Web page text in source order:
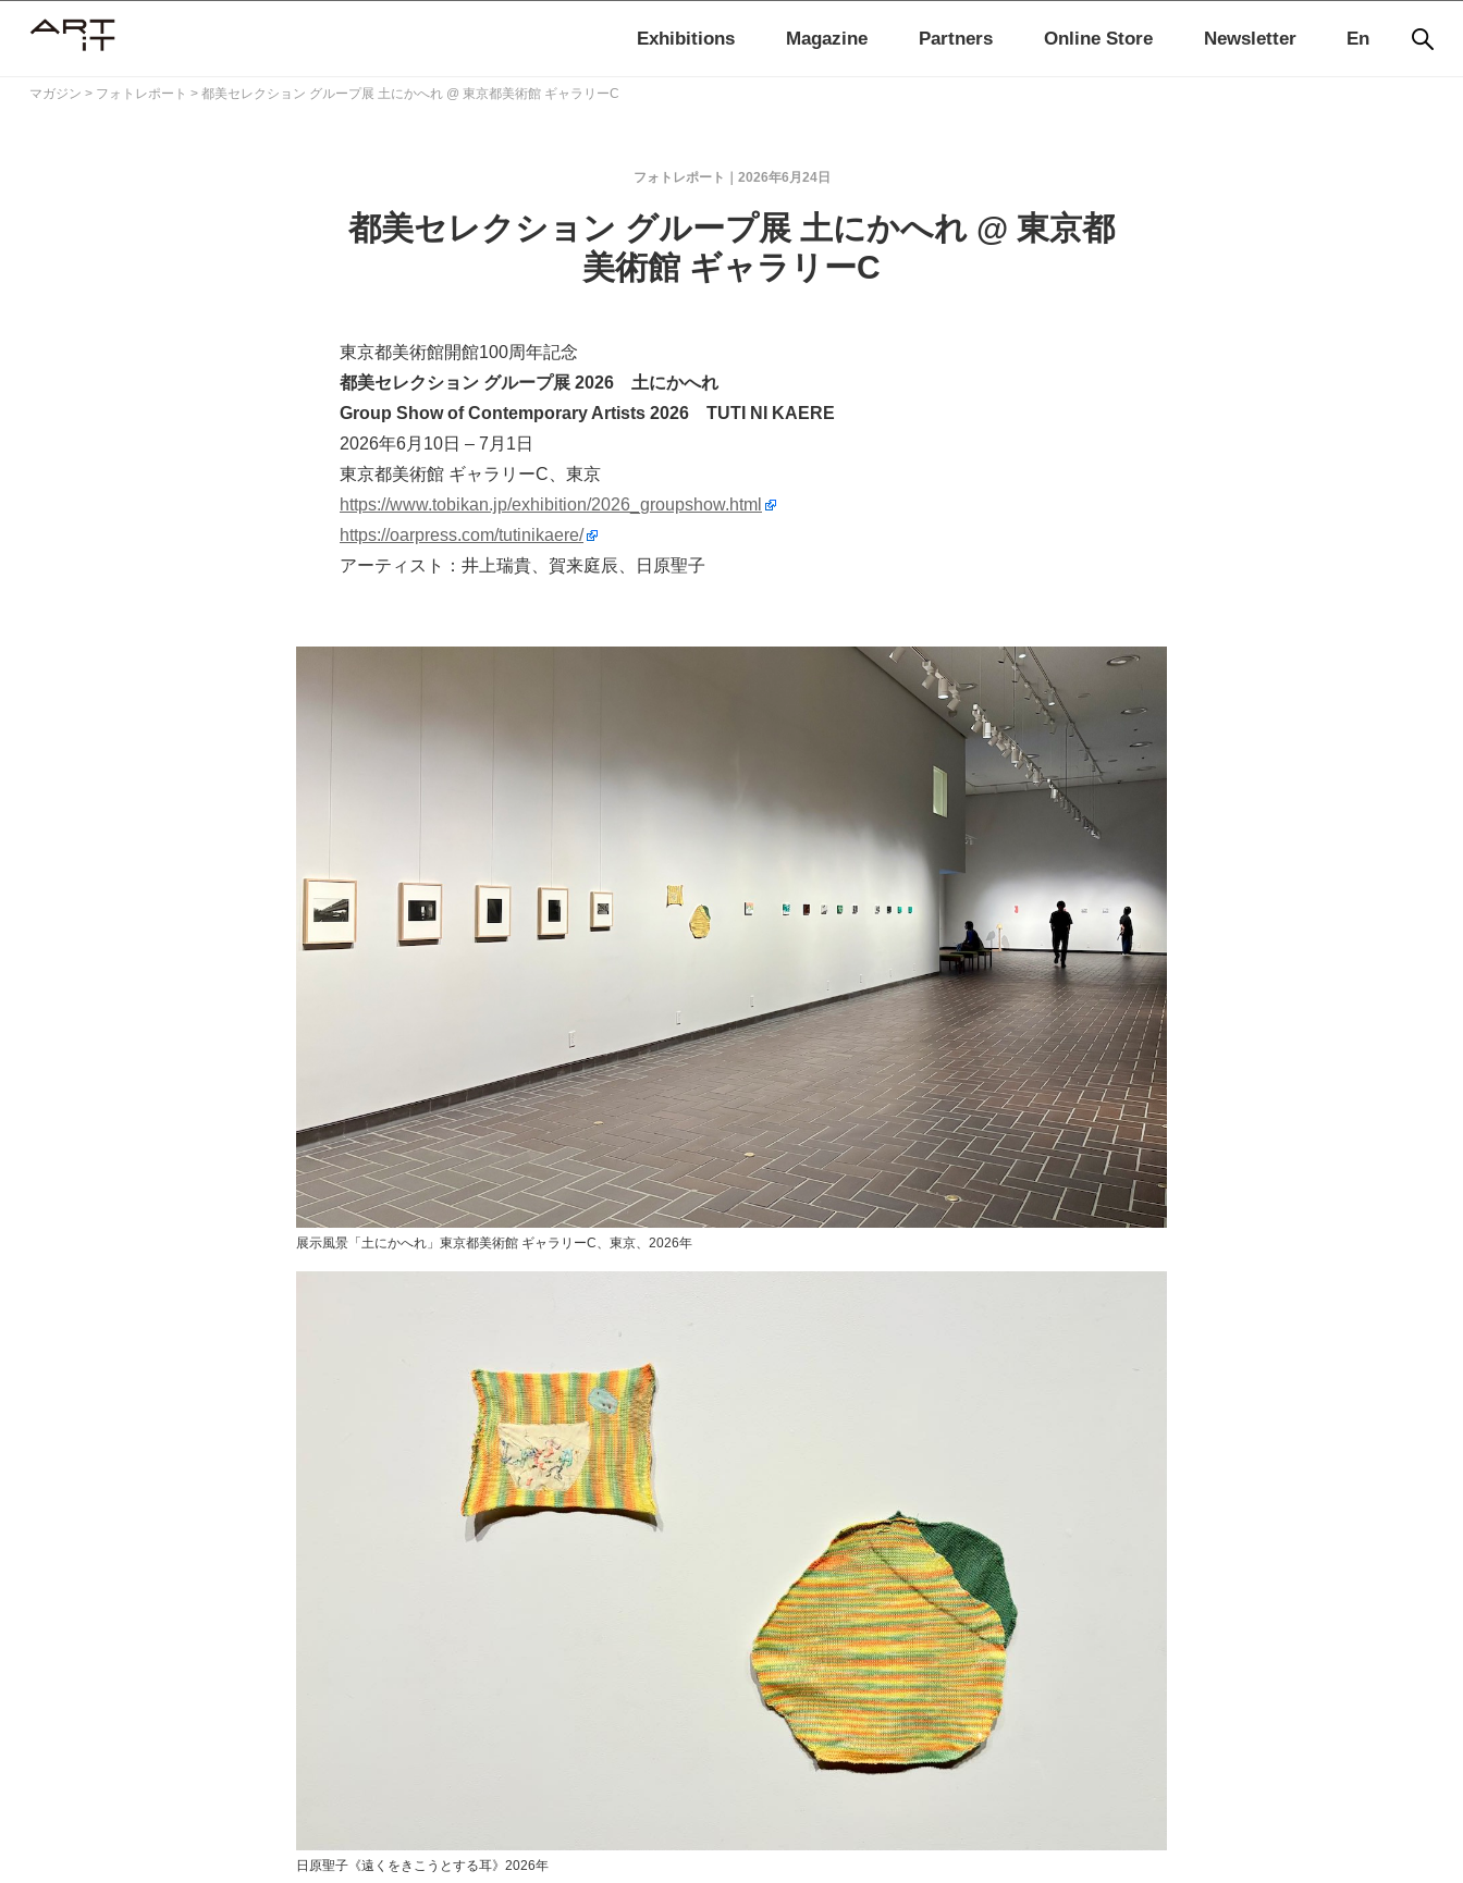
En
Exhibitions Magazine Partners Online Store Newsletter
マガジン > フォトレポート > 都美セレクション グループ展 土にかへれ @ 東京都美術館 ギャラリーC
2026年6月24日
フォトレポート
都美セレクション グループ展 土にかへれ @ 東京都
美術館 ギャラリーC
東京都美術館開館100周年記念
都美セレクション グループ展 2026 土にかへれ
Group Show of Contemporary Artists 2026 TUTI NI KAERE
2026年6月10日 – 7月1日
東京都美術館 ギャラリーC、東京
https://www.tobikan.jp/exhibition/2026_groupshow.html
https://oarpress.com/tutinikaere/
アーティスト：井上瑞貴、賀来庭辰、日原聖子
展示風景「土にかへれ」東京都美術館 ギャラリーC、東京、2026年
日原聖子《遠くをきこうとする耳》2026年